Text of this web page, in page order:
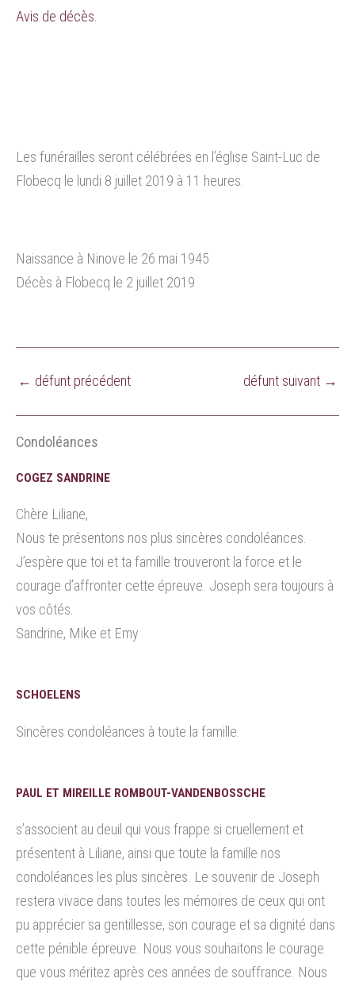
Avis de décès.
Les funérailles seront célébrées en l’église Saint-Luc de
Flobecq le lundi 8 juillet 2019 à 11 heures.
Naissance à Ninove le 26 mai 1945
Décès à Flobecq le 2 juillet 2019
← défunt précédent défunt suivant →
Condoléances
COGEZ SANDRINE
Chère Liliane,
Nous te présentons nos plus sincères condoléances.
J’espère que toi et ta famille trouveront la force et le
courage d’affronter cette épreuve. Joseph sera toujours à
vos côtés.
Sandrine, Mike et Emy
SCHOELENS
Sincères condoléances à toute la famille.
PAUL ET MIREILLE ROMBOUT-VANDENBOSSCHE
s’associent au deuil qui vous frappe si cruellement et
présentent à Liliane, ainsi que toute la famille nos
condoléances les plus sincères. Le souvenir de Joseph
restera vivace dans toutes les mémoires de ceux qui ont
pu apprécier sa gentillesse, son courage et sa dignité dans
cette pénible épreuve. Nous vous souhaitons le courage
que vous méritez après ces années de souffrance. Nous